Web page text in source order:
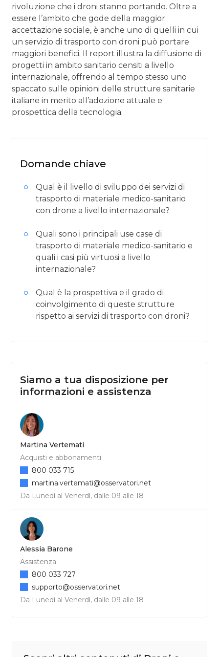
rivoluzione che i droni stanno portando. Oltre a
essere l’ambito che gode della maggior
accettazione sociale, è anche uno di quelli in cui
un servizio di trasporto con droni può portare
maggiori benefici. Il report illustra la diffusione di
progetti in ambito sanitario censiti a livello
internazionale, offrendo al tempo stesso uno
spaccato sulle opinioni delle strutture sanitarie
italiane in merito all’adozione attuale e
prospettica della tecnologia.
Domande chiave
Qual è il livello di sviluppo dei servizi di
trasporto di materiale medico-sanitario
con drone a livello internazionale?
Quali sono i principali use case di
trasporto di materiale medico-sanitario e
quali i casi più virtuosi a livello
internazionale?
Qual è la prospettiva e il grado di
coinvolgimento di queste strutture
rispetto ai servizi di trasporto con droni?
Siamo a tua disposizione per
informazioni e assistenza
Martina Vertemati
Acquisti e abbonamenti
Da Lunedì al Venerdì, dalle 09 alle 18
800 033 715
martina.vertemati@osservatori.net
Alessia Barone
Assistenza
Da Lunedì al Venerdì, dalle 09 alle 18
800 033 727
supporto@osservatori.net